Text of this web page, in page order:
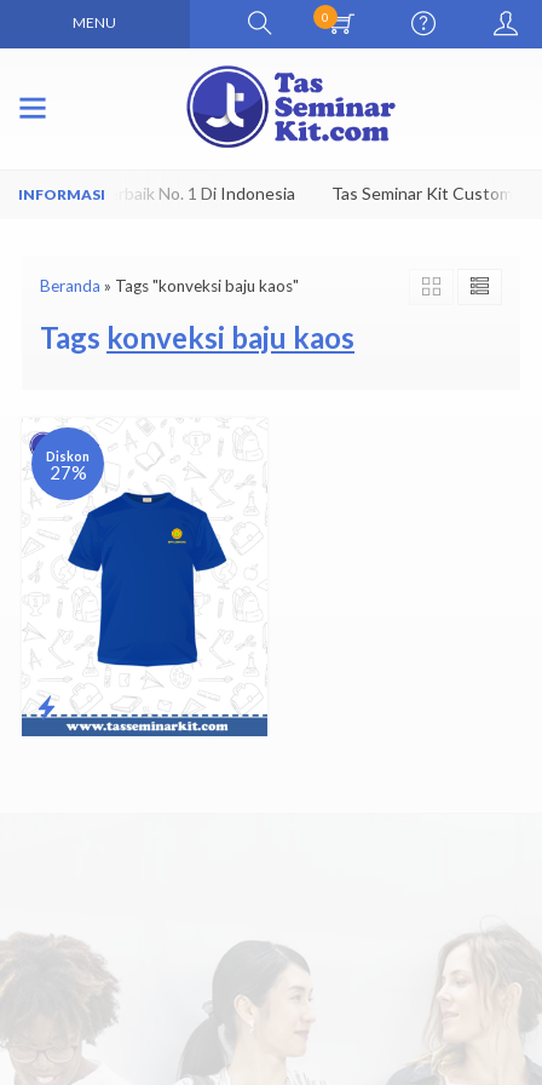
MENU 0
Kit Terbaik No. 1 Di Indonesia Tas Seminar Kit Custom
Beranda » Tags "konveksi baju kaos"
Tags konveksi baju kaos
Diskon
27%